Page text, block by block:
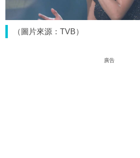
（圖片來源：TVB）
廣告